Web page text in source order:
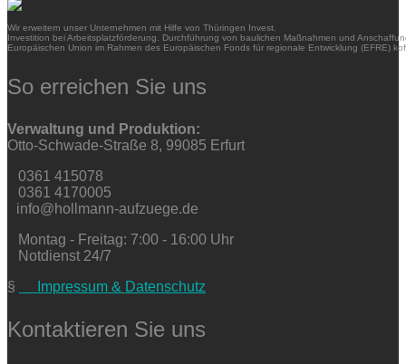
Wir erweitern unser Unternehmen mit Hilfe von Thüringen Invest.
Investition bei Arbeitsplatzförderung. Durchführung von baulichen Maßnahmen und
Europäischen Union im Rahmen des Europäischen Fonds für regionale Entwicklung (EFRE)
So erreichen Sie uns
Verwaltung und Produktion:
Otto-Schwade-Straße 8, 99085 Erfurt
0361 415078
0361 4170005
info@hollmann-aufzuege.de
Montag - Freitag: 7:00 - 16:00 Uhr
Notdienst 24/7
§
Impressum & Datenschutz
Kontaktieren Sie uns